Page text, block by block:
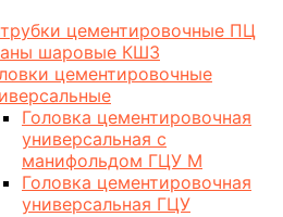
цементировочные ПЦ
шаровые КШЗ
цементировочные
Головка цементировочная
универсальная с
манифольдом ГЦУ М
Головка цементировочная
универсальная ГЦУ